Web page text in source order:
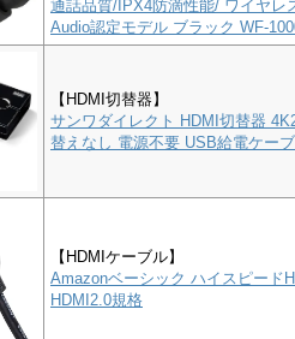
通話品質/IPX4防滴性能/ ワイヤレ
Audio認定モデル ブラック WF-
【HDMI切替器】
サンワダイレクト HDMI切替器
替えなし 電源不要 USB給電ケー
【HDMIケーブル】
Amazonベーシック ハイスピード
HDMI2.0規格